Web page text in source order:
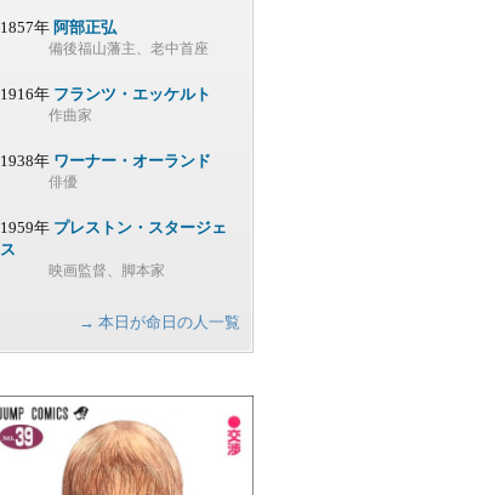
1857年 阿部正弘
備後福山藩主、老中首座
1916年 フランツ・エッケルト
作曲家
1938年 ワーナー・オーランド
俳優
1959年 プレストン・スタージェ
ス
映画監督、脚本家
→ 本日が命日の人一覧